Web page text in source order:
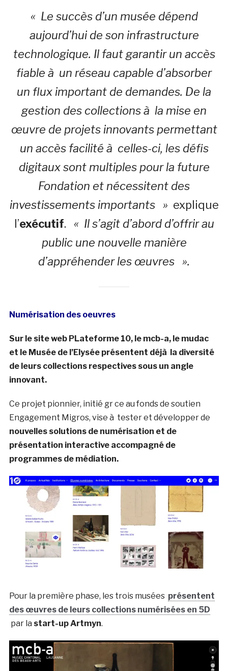
« Le succès d’un musée dépend
aujourd’hui de son infrastructure
technologique. Il faut garantir un accès
fiable à un réseau capable d’absorber
un flux important de demandes. De la
gestion des collections à la mise en
œuvre de projets innovants permettant
un accès facilité à celles-ci, les défis
digitaux sont multiples pour la future
Fondation et nécessitent des
investissements importants » explique
l’exécutif.
« Il s’agit d’abord d’offrir au
public une nouvelle manière
d’appréhender les œuvres ».
Numérisation des oeuvres
Sur le site web PLateforme 10, le mcb-a, le mudac
et le Musée de l’Elysée présentent déjà la diversité
de leurs collections respectives sous un angle
innovant.
Ce projet pionnier, initié gr ce au fonds de soutien
Engagement Migros, vise à tester et développer de
nouvelles solutions de numérisation et de
présentation interactive accompagné de
programmes de médiation.
Pour la première phase, les trois musées présentent
des œuvres de leurs collections numérisées en 5D
par la start-up Artmyn.